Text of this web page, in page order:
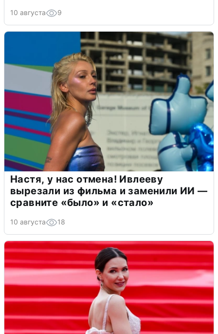
10 августа 9
Настя, у нас отмена! Ивлееву
вырезали из фильма и заменили ИИ —
сравните «было» и «стало»
10 августа 18